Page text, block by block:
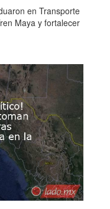
en Transporte
Maya y fortalecer